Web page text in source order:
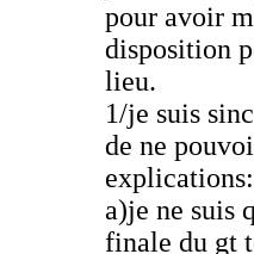
pour avoir
disposition
lieu.
1/je suis
de ne
explications:
a)je ne suis
finale du gt